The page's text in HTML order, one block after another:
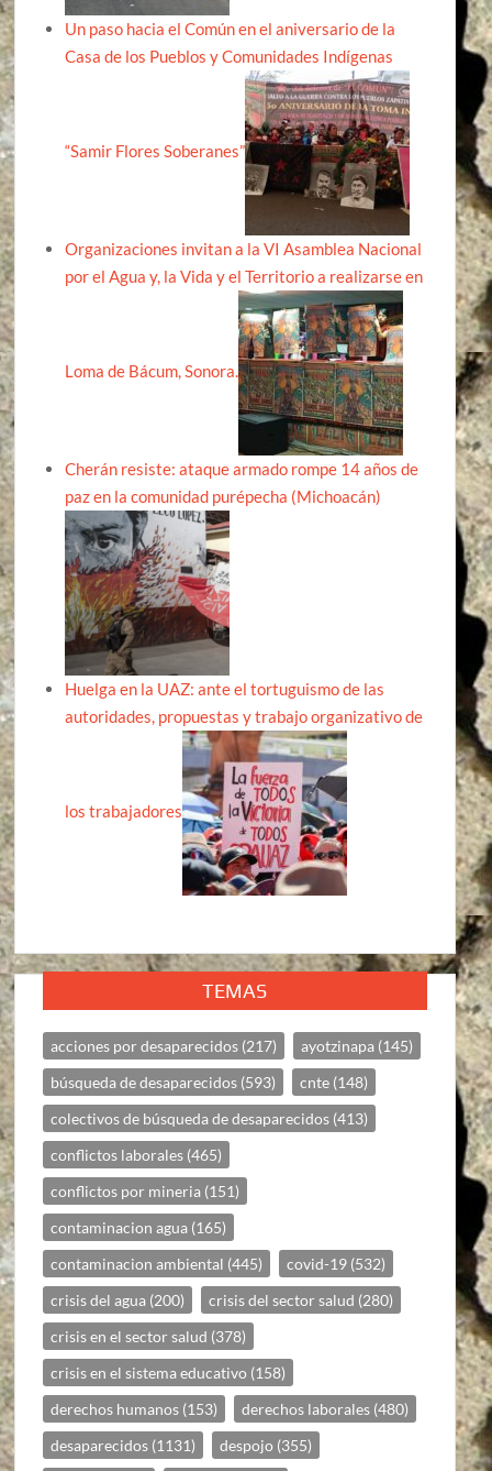
Un paso hacia el Común en el aniversario de la
Casa de los Pueblos y Comunidades Indígenas
“Samir Flores Soberanes”
Organizaciones invitan a la VI Asamblea Nacional
por el Agua y, la Vida y el Territorio a realizarse en
Loma de Bácum, Sonora.
Cherán resiste: ataque armado rompe 14 años de
paz en la comunidad purépecha (Michoacán)
Huelga en la UAZ: ante el tortuguismo de las
autoridades, propuestas y trabajo organizativo de
los trabajadores
TEMAS
acciones por desaparecidos (217) ayotzinapa (145)
búsqueda de desaparecidos (593) cnte (148)
colectivos de búsqueda de desaparecidos (413)
conflictos laborales (465)
conflictos por mineria (151)
contaminacion agua (165)
contaminacion ambiental (445) covid-19 (532)
crisis del agua (200) crisis del sector salud (280)
crisis en el sector salud (378)
crisis en el sistema educativo (158)
derechos humanos (153) derechos laborales (480)
desaparecidos (1131) despojo (355)